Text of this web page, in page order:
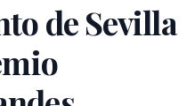
de Sevilla